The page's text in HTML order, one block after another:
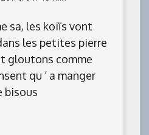
sa, les koiïs vont
les petites pierre
gloutons comme
qu ‘ a manger
bisous